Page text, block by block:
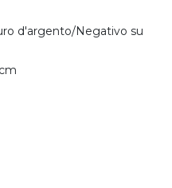
d'argento/Negativo su